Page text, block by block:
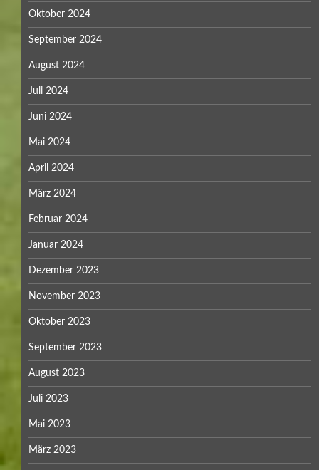
Oktober 2024
September 2024
August 2024
Juli 2024
Juni 2024
Mai 2024
April 2024
März 2024
Februar 2024
Januar 2024
Dezember 2023
November 2023
Oktober 2023
September 2023
August 2023
Juli 2023
Mai 2023
März 2023